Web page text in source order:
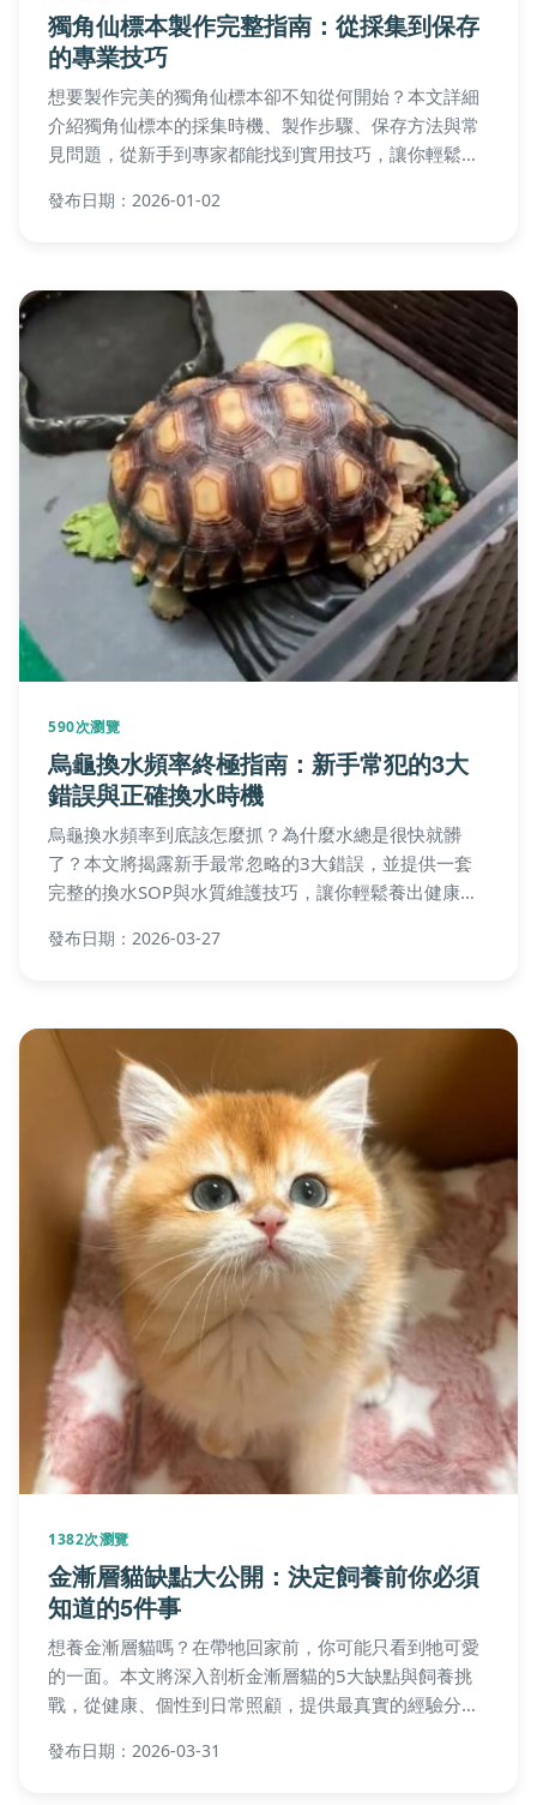
獨角仙標本製作完整指南：從採集到保存
的專業技巧
想要製作完美的獨角仙標本卻不知從何開始？本文詳細
介紹獨角仙標本的採集時機、製作步驟、保存方法與常
見問題，從新手到專家都能找到實用技巧，讓你輕鬆保
發布日期：2026-01-02
590次瀏覽
烏龜換水頻率終極指南：新手常犯的3大
錯誤與正確換水時機
烏龜換水頻率到底該怎麼抓？為什麼水總是很快就髒
了？本文將揭露新手最常忽略的3大錯誤，並提供一套
完整的換水SOP與水質維護技巧，讓你輕鬆養出健康活
發布日期：2026-03-27
1382次瀏覽
金漸層貓缺點大公開：決定飼養前你必須
知道的5件事
想養金漸層貓嗎？在帶牠回家前，你可能只看到牠可愛
的一面。本文將深入剖析金漸層貓的5大缺點與飼養挑
戰，從健康、個性到日常照顧，提供最真實的經驗分
發布日期：2026-03-31